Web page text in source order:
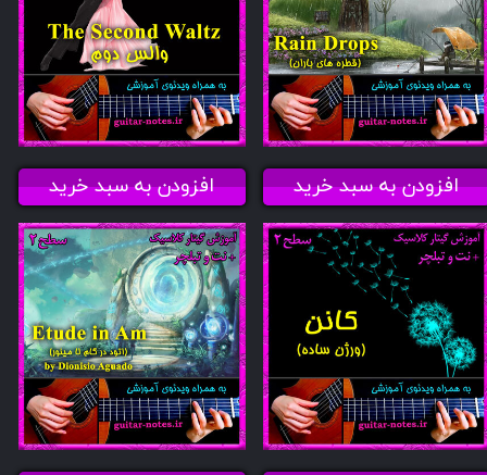
افزودن به سبد خرید افزودن به سبد خرید